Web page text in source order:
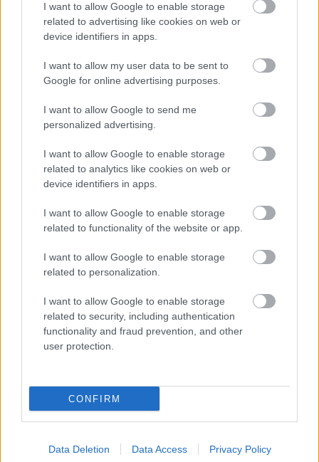
I want to allow Google to enable storage
related to advertising like cookies on web or
device identifiers in apps.
I want to allow my user data to be sent to
Google for online advertising purposes.
I want to allow Google to send me
personalized advertising.
I want to allow Google to enable storage
related to analytics like cookies on web or
device identifiers in apps.
I want to allow Google to enable storage
related to functionality of the website or app.
I want to allow Google to enable storage
related to personalization.
I want to allow Google to enable storage
related to security, including authentication
functionality and fraud prevention, and other
user protection.
CONFIRM
Data Deletion Data Access Privacy Policy
évekre meghatározhatja a sikerét
FORMA-1
A B-konstrukció csak a kezdet
indít az Aston Martin
FORMA-1
Sergio Perez válthatja Carlos
Sainzot a Williamsnél
Bár a szezon vége közeledik, a kihívások még
nem értek véget. A december 9-i, Pirelli által
szervezett szezonzáró teszttel már a 2026-os új
korszakra készül majd a mezőny, de előtte még
egy utolsó verseny vár Hamiltonra.
Összecsap az utóddal
Az Abu-Dzabiban sorra kerülő futam nem csak a
bajnoki címért zajló küzdelem, hanem egy